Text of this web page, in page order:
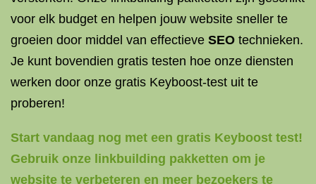
voor elk budget en helpen jouw website sneller te
groeien door middel van effectieve SEO technieken.
Je kunt bovendien gratis testen hoe onze diensten
werken door onze gratis Keyboost-test uit te
proberen!
Start vandaag nog met een gratis Keyboost test!
Gebruik onze linkbuilding pakketten om je
website te verbeteren en meer bezoekers te